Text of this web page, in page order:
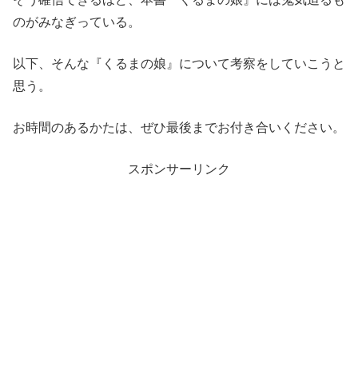
のがみなぎっている。
以下、そんな『くるまの娘』について考察をしていこうと
思う。
お時間のあるかたは、ぜひ最後までお付き合いください。
スポンサーリンク